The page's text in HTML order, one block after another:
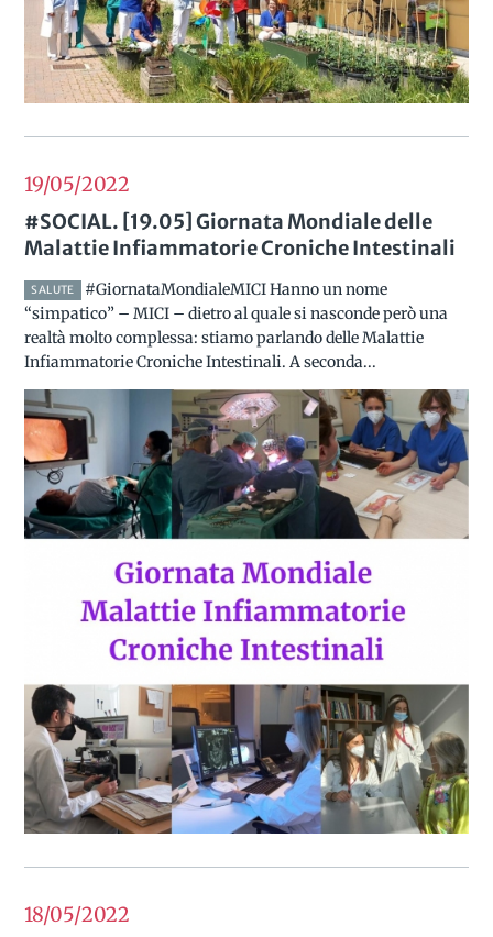
19/052022
#SOCIAL. [19.05] Giornata Mondiale delle
Malattie Infiammatorie Croniche Intestinali
SALUTE
#GiornataMondialeMICI Hanno un nome
“simpatico” – MICI – dietro al quale si nasconde però una
realtà molto complessa: stiamo parlando delle Malattie
Infiammatorie Croniche Intestinali. A seconda...
18/052022